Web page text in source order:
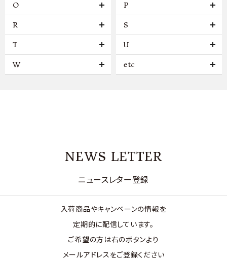
O P
R S
T U
W etc
NEWS LETTER
ニュースレター登録
入荷商品やキャンペーンの情報を
定期的に配信しています。
ご希望の方は右のボタンより
メールアドレスをご登録ください